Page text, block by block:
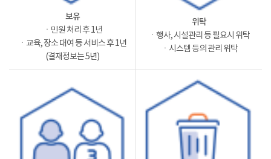
보유
ㆍ민원 처리 후 1년
ㆍ교육, 장소 대여 등 서비스 후 1년
(결재정보는 5년)
위탁
ㆍ행사, 시설관리 등 필요시 위탁
ㆍ시스템 등의 관리 위탁